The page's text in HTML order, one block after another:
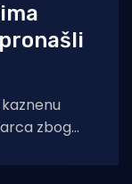
kaznenu
zbog